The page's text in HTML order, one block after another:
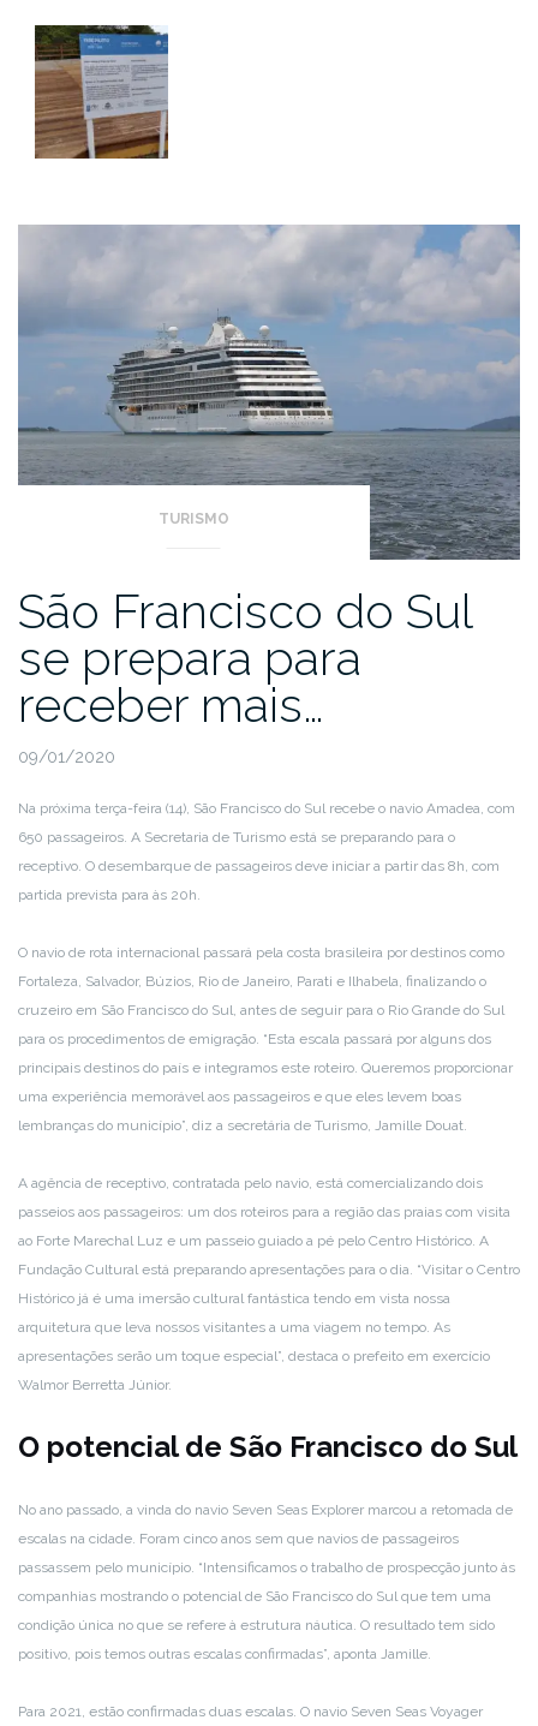
TURISMO
São Francisco do Sul
se prepara para
receber mais…
09/01/2020
Na próxima terça-feira (14), São Francisco do Sul recebe o navio Amadea, com
650 passageiros. A Secretaria de Turismo está se preparando para o
receptivo. O desembarque de passageiros deve iniciar a partir das 8h, com
partida prevista para às 20h.
O navio de rota internacional passará pela costa brasileira por destinos como
Fortaleza, Salvador, Búzios, Rio de Janeiro, Parati e Ilhabela, finalizando o
cruzeiro em São Francisco do Sul, antes de seguir para o Rio Grande do Sul
para os procedimentos de emigração. “Esta escala passará por alguns dos
principais destinos do país e integramos este roteiro. Queremos proporcionar
uma experiência memorável aos passageiros e que eles levem boas
lembranças do município”, diz a secretária de Turismo, Jamille Douat.
A agência de receptivo, contratada pelo navio, está comercializando dois
passeios aos passageiros: um dos roteiros para a região das praias com visita
ao Forte Marechal Luz e um passeio guiado a pé pelo Centro Histórico. A
Fundação Cultural está preparando apresentações para o dia. “Visitar o Centro
Histórico já é uma imersão cultural fantástica tendo em vista nossa
arquitetura que leva nossos visitantes a uma viagem no tempo. As
apresentações serão um toque especial”, destaca o prefeito em exercício
Walmor Berretta Júnior.
O potencial de São Francisco do Sul
No ano passado, a vinda do navio Seven Seas Explorer marcou a retomada de
escalas na cidade. Foram cinco anos sem que navios de passageiros
passassem pelo município. “Intensificamos o trabalho de prospecção junto às
companhias mostrando o potencial de São Francisco do Sul que tem uma
condição única no que se refere à estrutura náutica. O resultado tem sido
positivo, pois temos outras escalas confirmadas”, aponta Jamille.
Para 2021, estão confirmadas duas escalas. O navio Seven Seas Voyager